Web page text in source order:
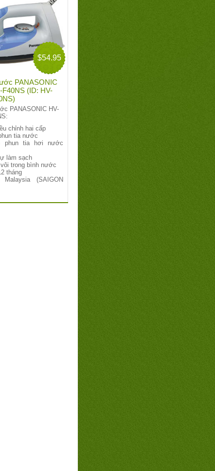
$54.95
PANASONIC
F40NS (ID: HV-
PANASONIC HV-
chỉnh hai cấp
tia nước
phun tia hơi nước
làm sạch
trong bình nước
tháng
(SAIGON